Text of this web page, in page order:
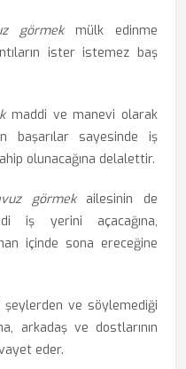
görmekmülk edinme
ister istemez baş
maddi ve manevi olarak
başarılar sayesinde iş
olunacağına delalettir.
görmekailesinin de
iş yerini açacağına,
içinde sona ereceğine
şeylerden ve söylemediği
arkadaş ve dostlarının
eder.